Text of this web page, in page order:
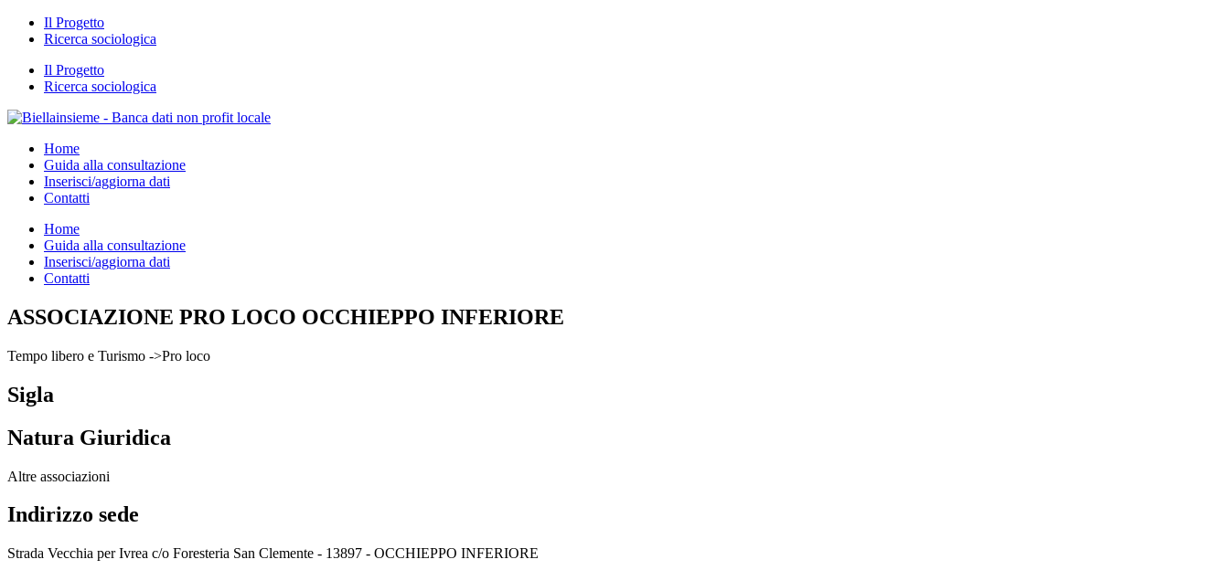
Il Progetto
Ricerca sociologica
Il Progetto
Ricerca sociologica
Home
Guida alla consultazione
Inserisci/aggiorna dati
Contatti
Home
Guida alla consultazione
Inserisci/aggiorna dati
Contatti
ASSOCIAZIONE PRO LOCO OCCHIEPPO INFERIORE
Tempo libero e Turismo ->Pro loco
Sigla
Natura Giuridica
Altre associazioni
Indirizzo sede
Strada Vecchia per Ivrea c/o Foresteria San Clemente - 13897 - OCCHIEPPO INFERIORE